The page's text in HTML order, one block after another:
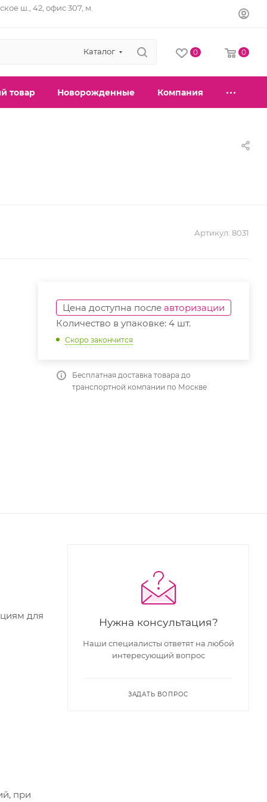
ш., 42, офис 307, м.
Каталог 0 0
товар Новорожденные Компания
Артикул: 8031
Цена доступна после авторизации
Количество в упаковке: 4 шт.
Скоро закончится
Бесплатная доставка товара до
транспортной компании по Москве
для
при
Нужна консультация?
Наши специалисты ответят на любой
интересующий вопрос
ЗАДАТЬ ВОПРОС